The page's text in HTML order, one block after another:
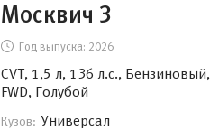
Москвич 3
Год выпуска: 2026
CVT, 1,5 л, 136 л.с., Бензиновый,
FWD, Голубой
Кузов: Универсал